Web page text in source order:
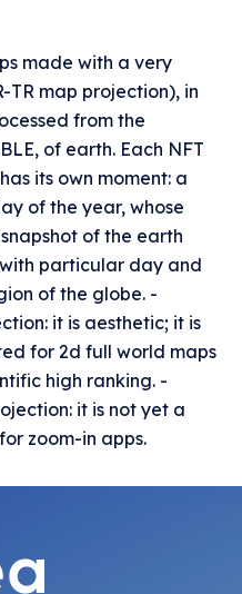
made with a very
map projection), in
from the
of earth. Each NFT
its own moment: a
of the year, whose
of the earth
particular day and
of the globe. -
it is aesthetic; it is
for 2d full world maps
high ranking. -
it is not yet a
zoom-in apps.